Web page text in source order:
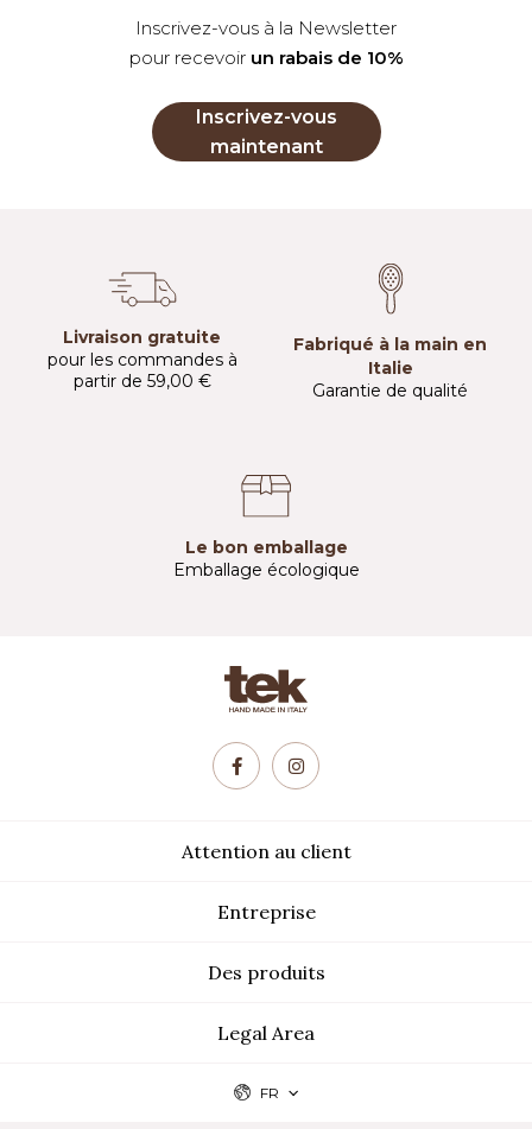
Inscrivez-vous à la Newsletter
pour recevoir un rabais de 10%
Inscrivez-vous
maintenant
Livraison gratuite
pour les commandes à
partir de 59,00 €
Fabriqué à la main en
Italie
Garantie de qualité
Le bon emballage
Emballage écologique
Attention au client
Legal Area
Entreprise
Des produits
FR